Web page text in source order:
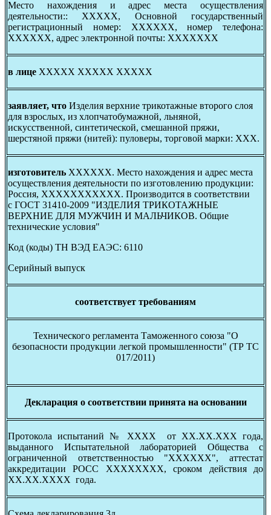
Место нахождения и адрес места осуществления
деятельности:: ХХХХХ, Основной государственный
регистрационный номер: ХХХХХХ, номер телефона:
ХХХХХХ, адрес электронной почты: ХХХХХХХ
в лице ХХХХХ ХХХХХ ХХХХХ
заявляет, что Изделия верхние трикотажные второго слоя
для взрослых, из хлопчатобумажной, льняной,
искусственной, синтетической, смешанной пряжи,
шерстяной пряжи (нитей): пуловеры, торговой марки: ХХХ.
изготовитель ХХХХХХ. Место нахождения и адрес места
осуществления деятельности по изготовлению продукции:
Россия, ХХХХХХХХХХХ. Производится в соответствии
с ГОСТ 31410-2009 "ИЗДЕЛИЯ ТРИКОТАЖНЫЕ
ВЕРХНИЕ ДЛЯ МУЖЧИН И МАЛЬЧИКОВ. Общие
технические условия"
Код (коды) ТН ВЭД ЕАЭС: 6110
Серийный выпуск
соответствует требованиям
Технического регламента Таможенного союза "О
безопасности продукции легкой промышленности" (ТР ТС
017/2011)
Декларация о соответствии принята на основании
Протокола испытаний № ХХХХ от ХХ.ХХ.ХХХ года,
выданного Испытательной лабораторией Общества с
ограниченной ответственностью "ХХХХХХ", аттестат
аккредитации РОСС ХХХХХХХХ, сроком действия до
ХХ.ХХ.ХХХХ года.